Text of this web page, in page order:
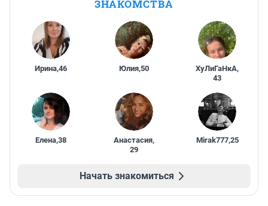
ЗНАКОМСТВА
Ирина,46 Юлия,50 ХуЛиГаНкА,
43
Елена,38 Анастасия,
29
Mirak777,25
Начать знакомиться